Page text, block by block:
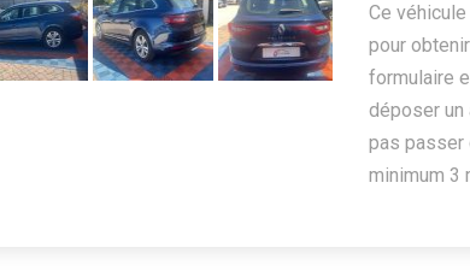
Ce
pour
formulaire
déposer un
pas passer
minimum 3